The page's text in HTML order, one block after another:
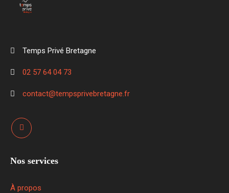
Temps Privé Bretagne
02 57 64 04 73
contact@tempsprivebretagne.fr
Nos services
À propos